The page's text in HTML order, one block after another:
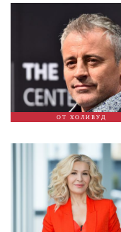
ОТ ХОЛИВУД